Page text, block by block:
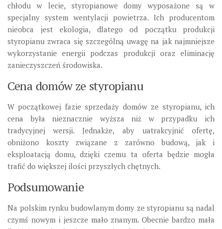
chłodu w lecie, styropianowe domy wyposażone są w
specjalny system wentylacji powietrza. Ich producentom
nieobca jest ekologia, dlatego od początku produkcji
styropianu zwraca się szczególną uwagę na jak najmniejsze
wykorzystanie energii podczas produkcji oraz eliminację
zanieczyszczeń środowiska.
Cena domów ze styropianu
W początkowej fazie sprzedaży domów ze styropianu, ich
cena była nieznacznie wyższa niż w przypadku ich
tradycyjnej wersji. Jednakże, aby uatrakcyjnić ofertę,
obniżono koszty związane z zarówno budową, jak i
eksploatacją domu, dzięki czemu ta oferta będzie mogła
trafić do większej ilości przyszłych chętnych.
Podsumowanie
Na polskim rynku budowlanym domy ze styropianu są nadal
czymś nowym i jeszcze mało znanym. Obecnie bardzo mała